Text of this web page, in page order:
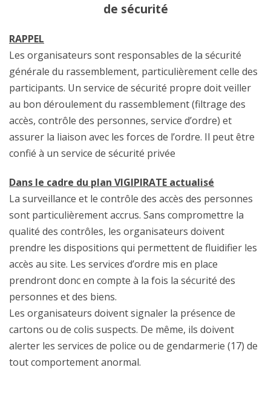
de sécurité
RAPPEL
Les organisateurs sont responsables de la sécurité
générale du rassemblement, particulièrement celle des
participants. Un service de sécurité propre doit veiller
au bon déroulement du rassemblement (filtrage des
accès, contrôle des personnes, service d’ordre) et
assurer la liaison avec les forces de l’ordre. Il peut être
confié à un service de sécurité privée
Dans le cadre du plan VIGIPIRATE actualisé
La surveillance et le contrôle des accès des personnes
sont particulièrement accrus. Sans compromettre la
qualité des contrôles, les organisateurs doivent
prendre les dispositions qui permettent de fluidifier les
accès au site. Les services d’ordre mis en place
prendront donc en compte à la fois la sécurité des
personnes et des biens.
Les organisateurs doivent signaler la présence de
cartons ou de colis suspects. De même, ils doivent
alerter les services de police ou de gendarmerie (17) de
tout comportement anormal.